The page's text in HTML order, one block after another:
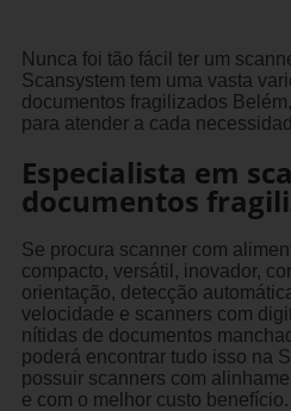
Nunca foi tão fácil ter um
Scansystem tem uma vasta
documentos fragilizados
para atender a cada
Especialista em
documentos
Se procura scanner com
compacto, versátil, inovador,
orientação, detecção
velocidade e scanners com
nítidas de documentos
poderá encontrar tudo isso na
possuir scanners com
e com o melhor custo benefício.